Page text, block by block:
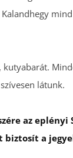
kutyabarát.
látunk.
az eplényi
biztosít a